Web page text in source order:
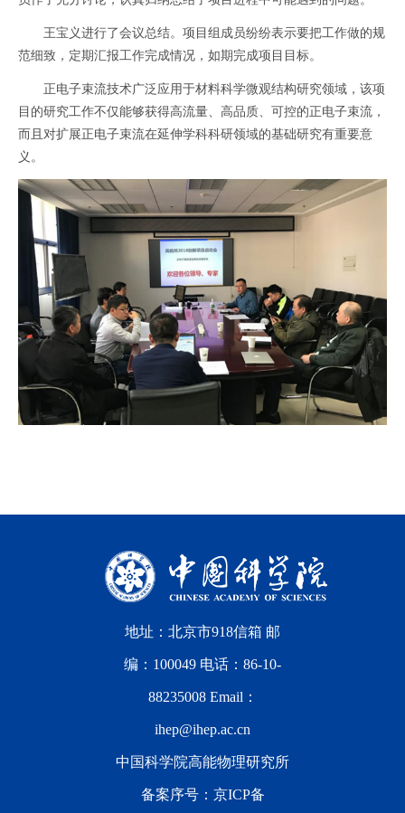
王宝义进行了会议总结。项目组成员纷纷表示要把工作做的规
范细致，定期汇报工作完成情况，如期完成项目目标。
正电子束流技术广泛应用于材料科学微观结构研究领域，该项
目的研究工作不仅能够获得高流量、高品质、可控的正电子束流，
而且对扩展正电子束流在延伸学科科研领域的基础研究有重要意
义。
地址：北京市918信箱 邮
编：100049 电话：86-10-
88235008 Email：
ihep@ihep.ac.cn
中国科学院高能物理研究所
备案序号： 京ICP备